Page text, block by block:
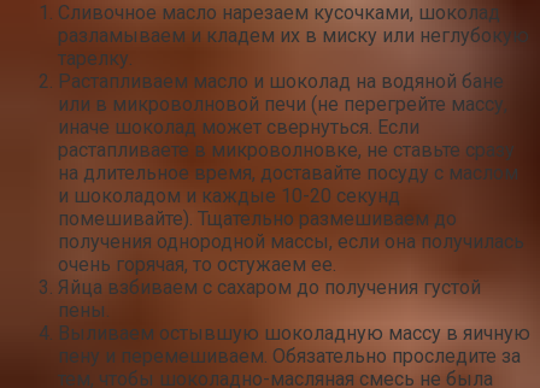
Сливочное масло нарезаем кусочками, шоколад
разламываем и кладем их в миску или неглубокую
тарелку.
Растапливаем масло и шоколад на водяной бане
или в микроволновой печи (не перегрейте массу,
иначе шоколад может свернуться. Если
растапливаете в микроволновке, не ставьте сразу
на длительное время, доставайте посуду с маслом
и шоколадом и каждые 10-20 секунд
помешивайте). Тщательно размешиваем до
получения однородной массы, если она получилась
очень горячая, то остужаем ее.
Яйца взбиваем с сахаром до получения густой
пены.
Выливаем остывшую шоколадную массу в яичную
пену и перемешиваем. Обязательно проследите за
тем, чтобы шоколадно-масляная смесь не была